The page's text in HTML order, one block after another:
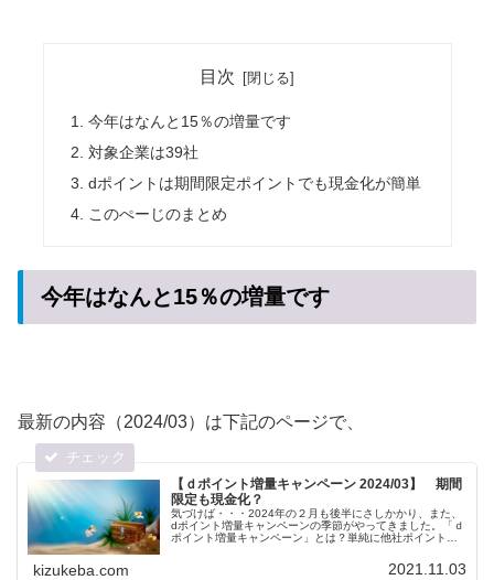
目次
今年はなんと15％の増量です
対象企業は39社
dポイントは期間限定ポイントでも現金化が簡単
このぺーじのまとめ
今年はなんと15％の増量です
最新の内容（2024/03）は下記のページで、
【ｄポイント増量キャンペーン 2024/03】 期間
限定も現金化？
気づけば・・・2024年の２月も後半にさしかかり、また、
dポイント増量キャンペーンの季節がやってきました。「ｄ
ポイント増量キャンペーン」とは？単純に他社ポイントか
kizukeba.com 2021.11.03